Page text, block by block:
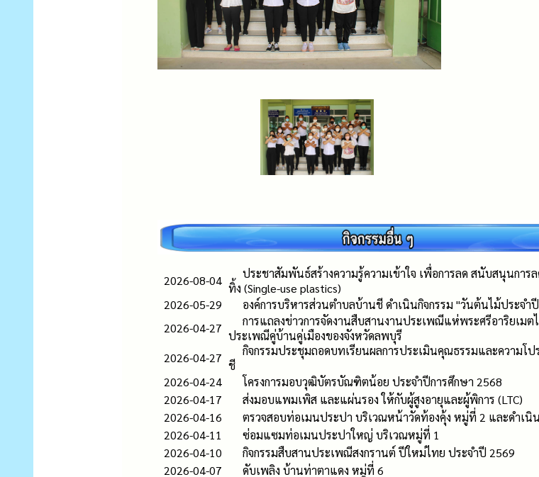
2026-08-04
ประชาสัมพันธ์สร้างความรู้ความเข้าใจ เพื่อการลด สนับสนุนกา
ทิ้ง (Single-use plastics)
2026-05-29
องค์การบริหารส่วนตำบลบ้านชี ดำเนินกิจกรรม "วันต้นไม้ประจำ
2026-04-27
การแถลงข่าวการจัดงานสืบสานงานประเพณีแห่พระศรีอาริยเ
ประเพณีคู่บ้านคู่เมืองของจังหวัดลพบุรี
2026-04-27
กิจกรรมประชุมถอดบทเรียนผลการประเมินคุณธรรมและความโ
ชี
2026-04-24
โครงการมอบวุฒิบัตรบัณฑิตน้อย ประจำปีการศึกษา 2568
2026-04-17
ส่งมอบแพมเพิส และแผ่นรอง ให้กับผู้สูงอายุและผู้พิการ (LTC)
2026-04-16
ตรวจสอบท่อเมนประปา บริเวณหน้าวัดท้องคุ้ง หมู่ที่ 2 และดำเนิ
2026-04-11
ซ่อมแซมท่อเมนประปาใหญ่ บริเวณหมู่ที่ 1
2026-04-10
กิจกรรมสืบสานประเพณีสงกรานต์ ปีใหม่ไทย ประจำปี 2569
2026-04-07
ดับเพลิง บ้านท่าตาแดง หมู่ที่ 6